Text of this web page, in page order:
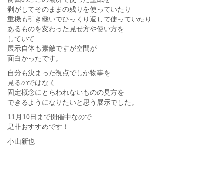
剥がしてそのままの残りを使っていたり
重機も引き継いでひっくり返して使っていたり
あるものを変わった見せ方や使い方を
していて
展示自体も素敵ですが空間が
面白かったです。
自分も決まった視点でしか物事を
見るのではなく
固定概念にとらわれないものの見方を
できるようになりたいと思う展示でした。
11月10日まで開催中なので
是非おすすめです！
小山新也